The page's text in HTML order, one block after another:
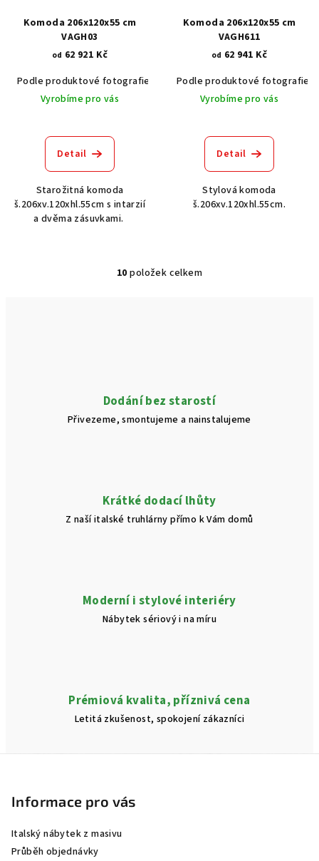
Komoda 206x120x55 cm
VAGH03
od 62 921 Kč
Podle produktové fotografie
Akát vintage BT1551
Dub světlý
Vyrobíme pro vás
Detail
Starožitná komoda
š.206xv.120xhl.55cm s intarzií
a dvěma zásuvkami.
Komoda 206x120x55 cm
VAGH611
od 62 941 Kč
Podle produktové fotografie
Vyrobíme pro vás
Detail
Stylová komoda
š.206xv.120xhl.55cm.
O
í
p
r
v
ý
p
10 položek celkem
Dodání bez starostí
Přivezeme, smontujeme a nainstalujeme
Krátké dodací lhůty
Z naší italské truhlárny přímo k Vám domů
Moderní i stylové interiéry
Nábytek sériový i na míru
Prémiová kvalita, příznivá cena
Letitá zkušenost, spokojení zákazníci
Informace pro vás
Italský nábytek z masivu
Průběh objednávky